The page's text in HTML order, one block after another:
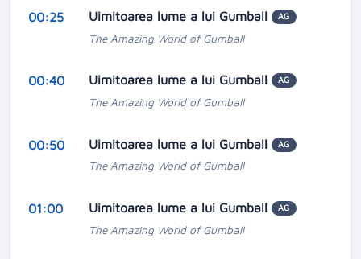
00:25 Uimitoarea lume a lui Gumball AG
The Amazing World of Gumball
00:40 Uimitoarea lume a lui Gumball AG
The Amazing World of Gumball
00:50 Uimitoarea lume a lui Gumball AG
The Amazing World of Gumball
01:00 Uimitoarea lume a lui Gumball AG
The Amazing World of Gumball